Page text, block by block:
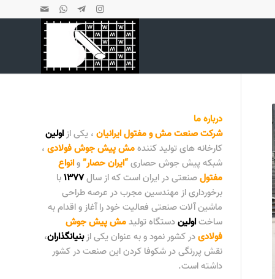
درباره ما
شرکت صنعت مش و مفتول ایرانیان ، یکی ازاولین
کارخانه های تولید کنندهمش پیش جوش فولادی ،
شبکه پیش جوش حصاری“ایران حصار”وانواع
مفتولصنعتی در ایران است که از سال۱۳۷۷با
برخورداری از مهندسین مجرب در عرصه طراحی
ماشین آلات صنعتی فعالیت خود را آغاز و اقدام به
ساختاولیندستگاه تولیدمش پیش جوش
فولادیدر کشور نمود و به عنوان یکی ازبنیانگذاران،
نقش پررنگی در شکوفا کردن این صنعت در کشور
داشته است.